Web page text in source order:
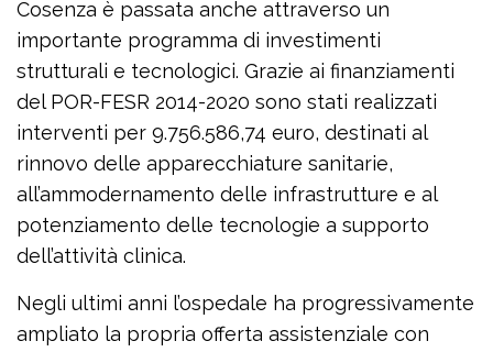
Cosenza è passata anche attraverso un
importante programma di investimenti
strutturali e tecnologici. Grazie ai finanziamenti
del POR-FESR 2014-2020 sono stati realizzati
interventi per 9.756.586,74 euro, destinati al
rinnovo delle apparecchiature sanitarie,
all’ammodernamento delle infrastrutture e al
potenziamento delle tecnologie a supporto
dell’attività clinica.
Negli ultimi anni l’ospedale ha progressivamente
ampliato la propria offerta assistenziale con